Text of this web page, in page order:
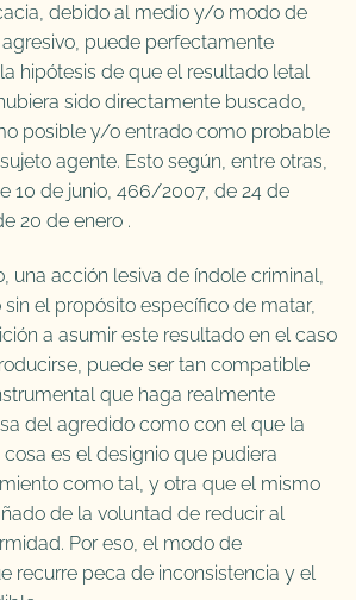
debido al medio y/o modo de
puede perfectamente
hipótesis de que el resultado letal
sido directamente buscado,
posible y/o entrado como probable
agente. Esto según, entre otras,
10 de junio, 466/2007, de 24 de
20 de enero .
una acción lesiva de índole criminal,
el propósito específico de matar,
a asumir este resultado en el caso
puede ser tan compatible
que haga realmente
del agredido como con el que la
es el designio que pudiera
como tal, y otra que el mismo
de la voluntad de reducir al
Por eso, el modo de
recurre peca de inconsistencia y el